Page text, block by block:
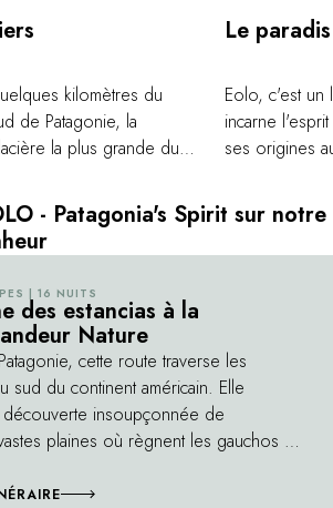
- Patagonia's Spirit sur notre
| 16 NUITS
des estancias à la
Nature
cette route traverse les
sud du continent américain. Elle
insoupçonnée de
plaines où règnent les gauchos et
des Andes et leurs vignobles
kilomètres du
de Patagonie, la
la plus grande du
glaciers. Le Perito
les plus majestueux
très loin. Vous pourrez
merveilles de la
Upsala,
et des montagnes
le Fitz Roy et le Cerro
est inscrite au patrimoine
pour son incroyable
Le
Eolo, c'est un
incarne
ses origines
des
parcouru ces
nous rendent
hectares,
pourrez
cesse